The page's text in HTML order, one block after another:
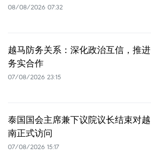
08/08/2026 07:32
越马防务关系：深化政治互信，推进
务实合作
07/08/2026 23:15
泰国国会主席兼下议院议长结束对越
南正式访问
07/08/2026 15:17